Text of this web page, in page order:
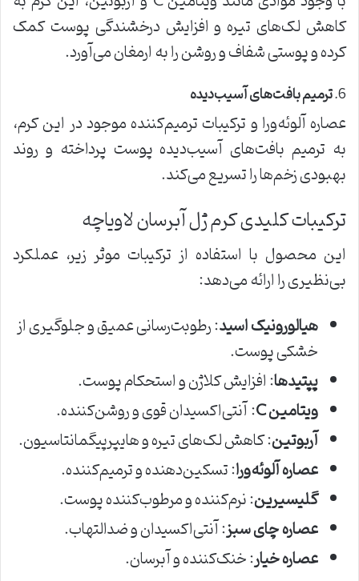
کاهش لک‌های تیره و افزایش درخشندگی پوست کمک
کرده و پوستی شفاف و روشن را به ارمغان می‌آورد.
6. ترمیم بافت‌های آسیب‌دیده
عصاره آلوئه‌ورا و ترکیبات ترمیم‌کننده موجود در این کرم،
به ترمیم بافت‌های آسیب‌دیده پوست پرداخته و روند
بهبودی زخم‌ها را تسریع می‌کند.
ترکیبات کلیدی کرم ژل آبرسان لاویاچه
این محصول با استفاده از ترکیبات موثر زیر، عملکرد
بی‌نظیری را ارائه می‌دهد:
هیالورونیک اسید: رطوبت‌رسانی عمیق و جلوگیری از
خشکی پوست.
پپتیدها: افزایش کلاژن و استحکام پوست.
ویتامین C : آنتی‌اکسیدان قوی و روشن‌کننده.
آربوتین: کاهش لک‌های تیره و هایپرپیگمانتاسیون.
عصاره آلوئه‌ورا: تسکین‌دهنده و ترمیم‌کننده.
گلیسیرین: نرم‌کننده و مرطوب‌کننده پوست.
عصاره چای سبز: آنتی‌اکسیدان و ضدالتهاب.
عصاره خیار: خنک‌کننده و آبرسان.